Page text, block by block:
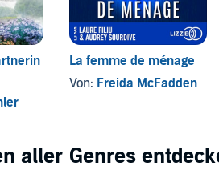
La femme de ménage
Von: Freida McFadden
aller Genres